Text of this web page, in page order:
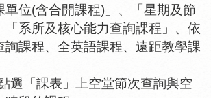
單位(含合開課程)」、「星期及節
「系所及核心能力查詢課程」、依
詢課程、全英語課程、遠距教學課
選 「課表」上空堂節次查詢與空